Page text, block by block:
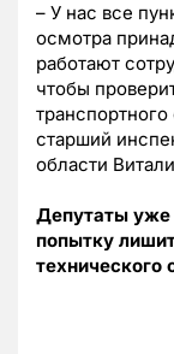
– У нас все
осмотра
работают
чтобы
транспортного
старший
области
Депутаты уже
попытку
технического